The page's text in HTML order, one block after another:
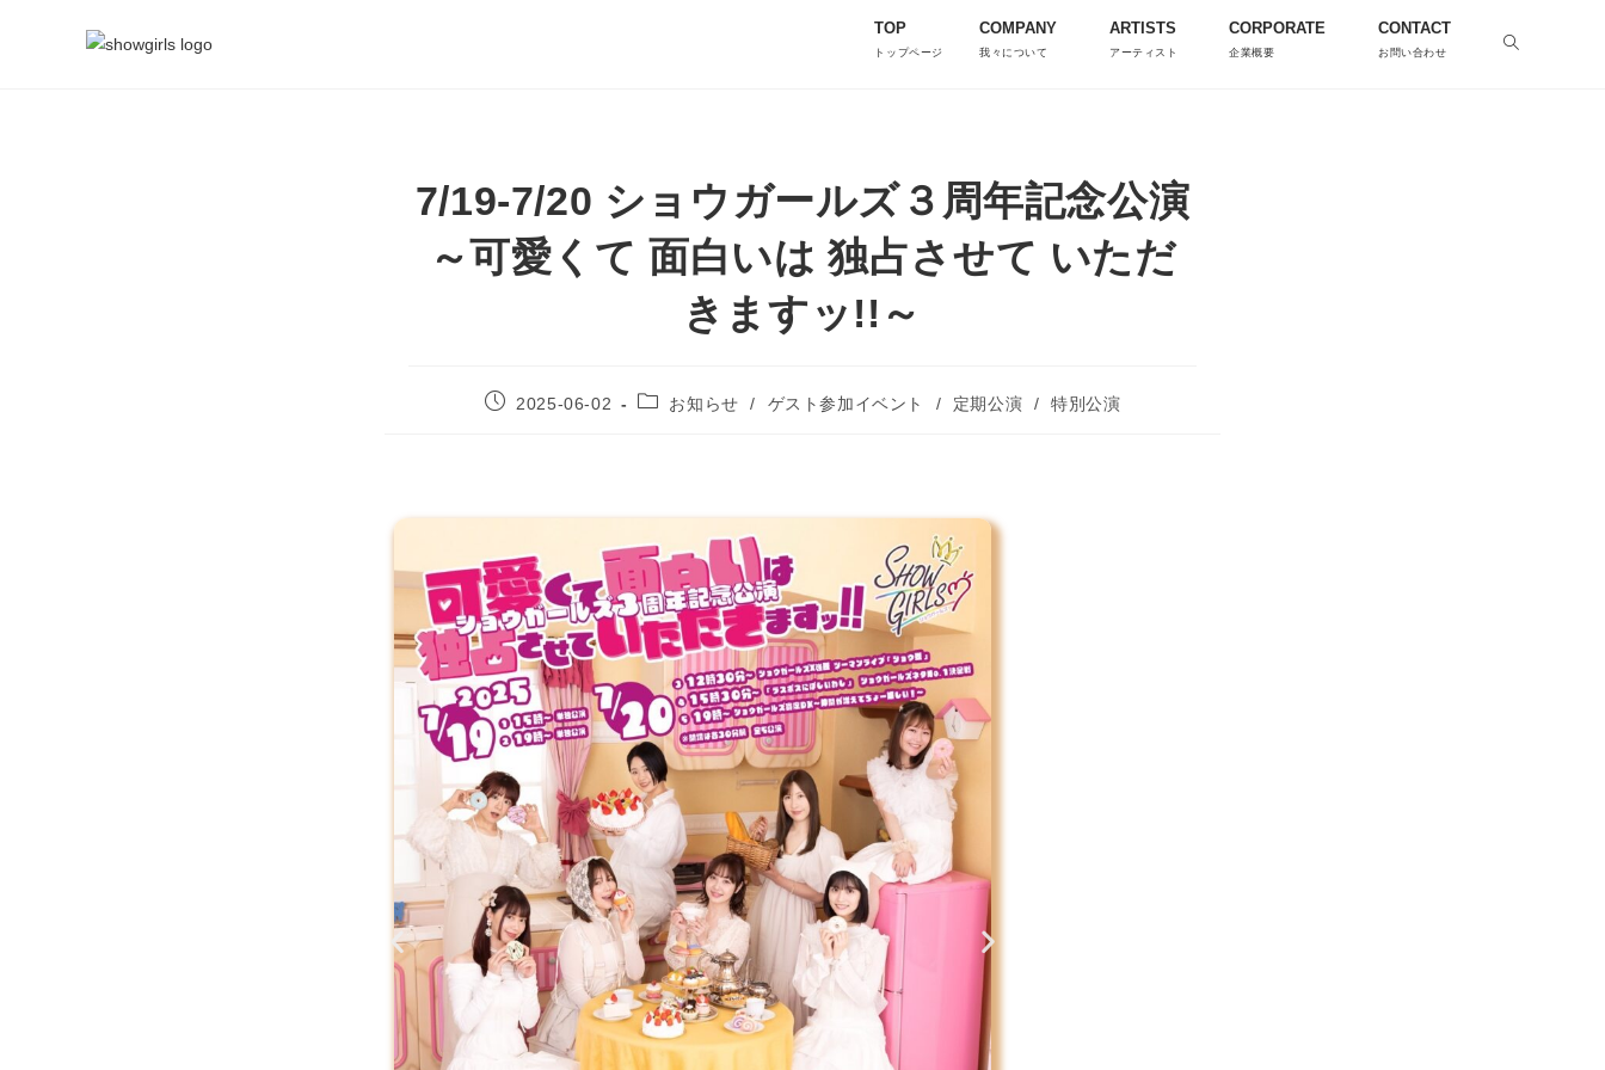
TOP
トップページ
COMPANY
我々について
ARTISTS
アーティスト
CORPORATE
企業概要
CONTACT
お問い合わせ
7/19-7/20 ショウガールズ３周年記念公演
～可愛くて 面白いは 独占させて いただ
きますッ!!～
2025-06-02 お知らせ / ゲスト参加イベント / 定期公演 / 特別公演